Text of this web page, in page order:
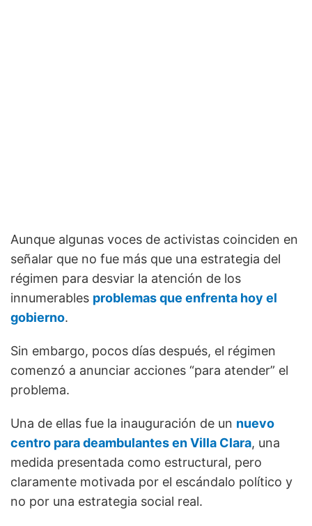
Aunque algunas voces de activistas coinciden en
señalar que no fue más que una estrategia del
régimen para desviar la atención de los
innumerables problemas que enfrenta hoy el
gobierno.
Sin embargo, pocos días después, el régimen
comenzó a anunciar acciones “para atender” el
problema.
Una de ellas fue la inauguración de un nuevo
centro para deambulantes en Villa Clara, una
medida presentada como estructural, pero
claramente motivada por el escándalo político y
no por una estrategia social real.